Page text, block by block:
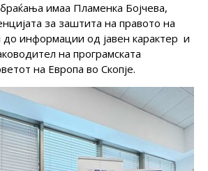
имаа Пламенка Бојчева,
за заштита на правото на
до информации од јавен карактер и
на програмската
на Европа во Скопје.